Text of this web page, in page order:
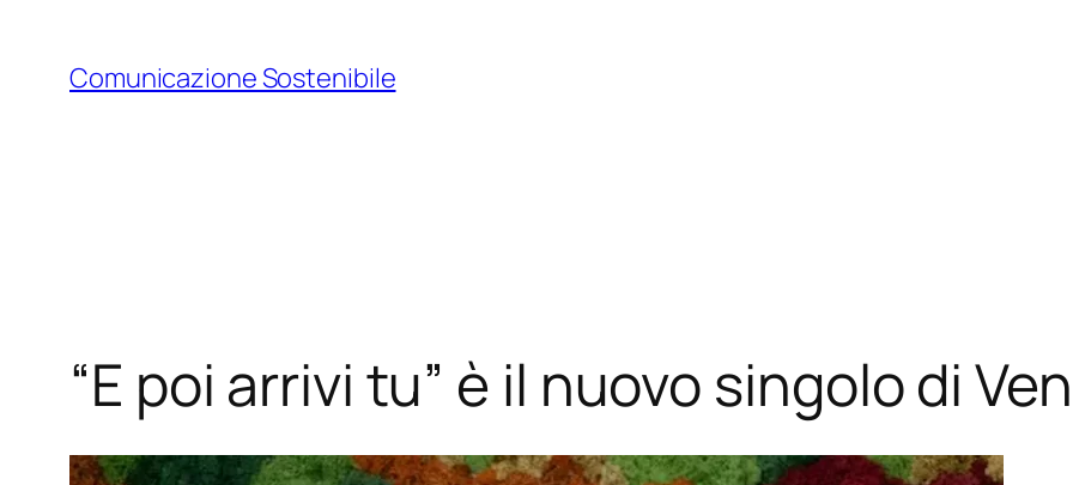
contenuto
Comunicazione Sostenibile
“E poi arrivi tu” è il nuovo singolo di